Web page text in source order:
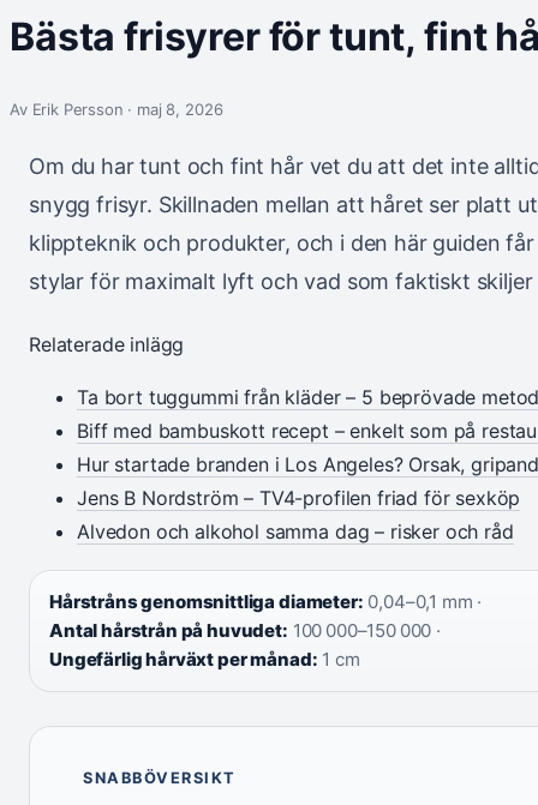
Bästa frisyrer för tunt, fint
Av Erik Persson · maj 8, 2026
Om du har tunt och fint hår vet du att det inte
snygg frisyr. Skillnaden mellan att håret ser platt
klippteknik och produkter, och i den här guiden
stylar för maximalt lyft och vad som faktiskt
Relaterade inlägg
Ta bort tuggummi från kläder – 5 beprövade
Biff med bambuskott recept – enkelt som på
Hur startade branden i Los Angeles? Orsak,
Jens B Nordström – TV4-profilen friad för sexköp
Alvedon och alkohol samma dag – risker och råd
Hårstråns genomsnittliga diameter: 0,04–0,1 mm ·
Antal hårstrån på huvudet: 100 000–150 000 ·
Ungefärlig hårväxt per månad: 1 cm
SNABBÖVERSIKT